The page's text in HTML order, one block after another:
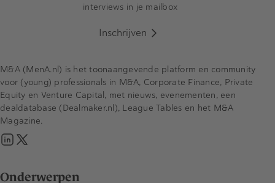
interviews in je mailbox
Inschrijven
Onderwerpen
M&A (MenA.nl) is het toonaangevende platform en community
voor (young) professionals in M&A, Corporate Finance, Private
Equity en Venture Capital, met nieuws, evenementen, een
dealdatabase (Dealmaker.nl), League Tables en het M&A
Magazine.